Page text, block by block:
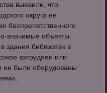
выявили, что
округа не
беспрепятственного
значимые объекты.
здания библиотек в
затруднен или
не были оборудованы